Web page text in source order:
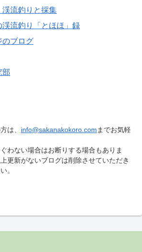
流釣りと採集
渓流釣り「とほほ」録
ブログ
部
は、 info@sakanakokoro.com までお気軽
わない場合はお断りする場合もありま
更新がないブログは削除させていただき
。